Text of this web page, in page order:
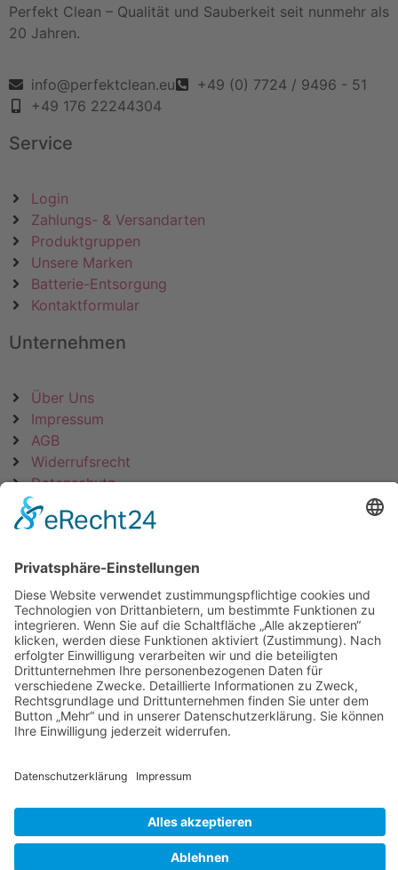
Perfekt Clean – Qualität und Sauberkeit seit nunmehr als
20 Jahren.
info@perfektclean.eu
+49 (0) 7724 / 9496 - 51
+49 176 22244304
Service
Login
Zahlungs- & Versandarten
Produktgruppen
Unsere Marken
Batterie-Entsorgung
Kontaktformular
Unternehmen
Über Uns
Impressum
AGB
Widerrufsrecht
Datenschutz
KATEGORIEN
ÜBER UNS
UNSERE MARKEN